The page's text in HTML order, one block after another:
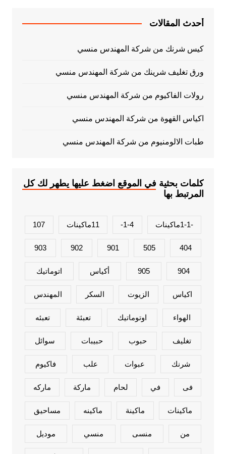
أحدث المقالات
كيس شرنك من شركة المهندس منسي
ورق تغليف شرينك من شركة المهندس منسي
رولات الفاكيوم من شركة المهندس منسي
اكياس القهوة من شركة المهندس منسي
طبات الالومنيوم من شركة المهندس منسي
كلمات بحثية في الموقع اضغط عليها يطهر لك كل
المرتبط بها
-1-1ماكينات 1-4- 11ماكينات 107
404
505
901
902
903
904
905 أكياس اتوماتيك
اكياس الزيوت السكر المهندس
الهواء اوتوماتيك تعبئة تعبئه
تغليف حبوب حبيبات سوائل
شرنك عبوات علب فاكيوم
فى في لحام ماركة ماركه
ماكينات ماكينة ماكينه مساحيق
من منسى منسي موديل